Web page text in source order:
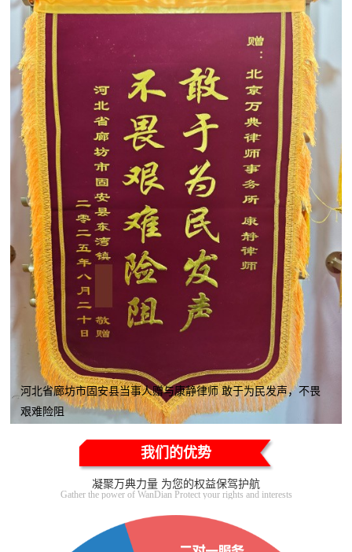
河北省廊坊市固安县当事人赠与康静律师 敢于为民发声，不畏
艰难险阻
我们的优势
凝聚万典力量 为您的权益保驾护航
Gather the power of WanDian Protect your rights and interests